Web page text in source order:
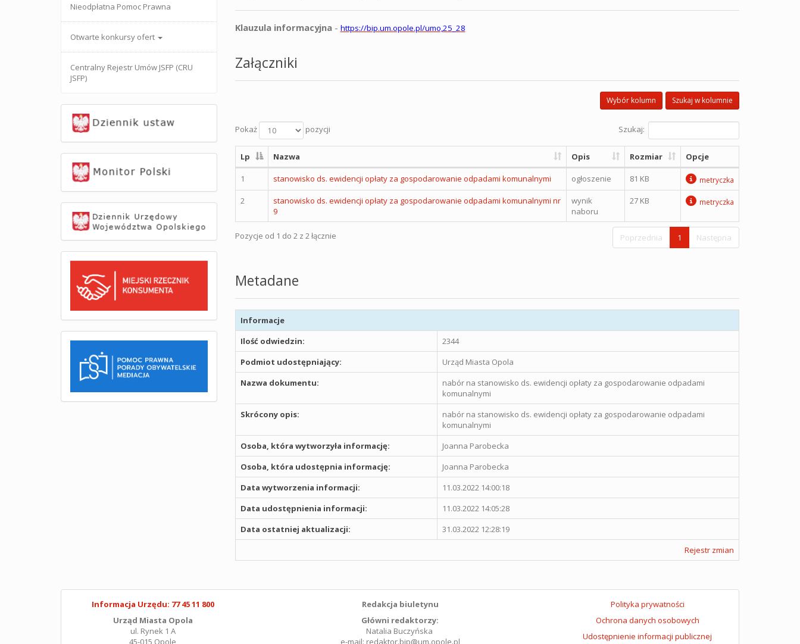
Nieodpłatna Pomoc Prawna
Otwarte konkursy ofert
Centralny Rejestr Umów JSFP (CRU
JSFP)
Klauzula informacyjna- https://bip.um.opole.pl/umo,25_28
Załączniki
Szukaj w kolumnie
Wybór kolumn
Pokaż pozycji Szukaj:
Lp Nazwa Opis Rozmiar Opcje
1 stanowisko ds. ewidencji opłaty za gospodarowanie odpadami komunalnymi ogłoszenie 81 KB metryczka
2
stanowisko ds. ewidencji opłaty za gospodarowanie odpadami komunalnymi nr
9
wynik
naboru
27 KB metryczka
Pozycje od 1 do 2 z 2 łącznie Poprzednia 1 Następna
Metadane
Informacje
Ilość odwiedzin:
2344
Podmiot udostępniający:
Urząd Miasta Opola
Nazwa dokumentu:
nabór na stanowisko ds. ewidencji opłaty za gospodarowanie odpadami
komunalnymi
Skrócony opis:
nabór na stanowisko ds. ewidencji opłaty za gospodarowanie odpadami
komunalnymi
Osoba, która wytworzyła informację:
Joanna Parobecka
Osoba, która udostępnia informację:
Joanna Parobecka
Data wytworzenia informacji:
11.03.2022 14:00:18
Data udostępnienia informacji:
11.03.2022 14:05:28
Data ostatniej aktualizacji:
31.03.2022 12:28:19
Rejestr zmian
Informacja Urzędu: 77 45 11 800
Urząd Miasta Opola
ul. Rynek 1 A
45-015 Opole
Redakcja biuletynu
Główni redaktorzy:
Natalia Buczyńska
e-mail: redaktor.bip@um.opole.pl
Polityka prywatności
Ochrona danych osobowych
Udostępnienie informacji publicznej